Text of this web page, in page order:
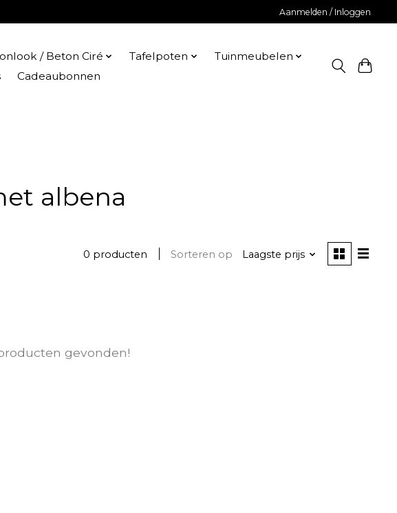
Aanmelden / Inloggen
/ Beton Ciré Tafelpoten
Tuinmeubelen
Cadeaubonnen
albena
0 producten Sorteren op Laagste prijs
gevonden!